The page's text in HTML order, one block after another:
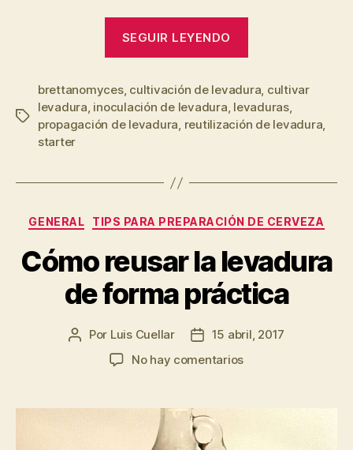
SEGUIR LEYENDO
cultivar
levadura
de
Etiquetas
brettanomyces, cultivación de levadura, cultivar
levadura, inoculación de levadura, levaduras,
propagación de levadura, reutilización de levadura,
starter
Categorías
GENERAL TIPS PARA PREPARACIÓN DE CERVEZA
Cómo reusar la levadura
de forma práctica
Autor
Por Luis Cuellar
Fecha15 abril, 2017
No hay comentariosen